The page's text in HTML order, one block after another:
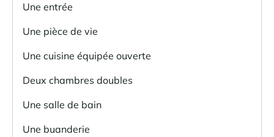
Une entrée
Une pièce de vie
Une cuisine équipée ouverte
Deux chambres doubles
Une salle de bain
Une buanderie